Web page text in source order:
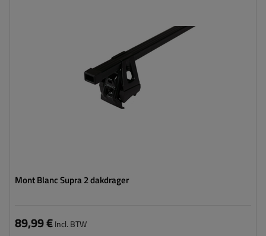
Mont Blanc Supra 2 dakdrager
89,99 €Incl. BTW